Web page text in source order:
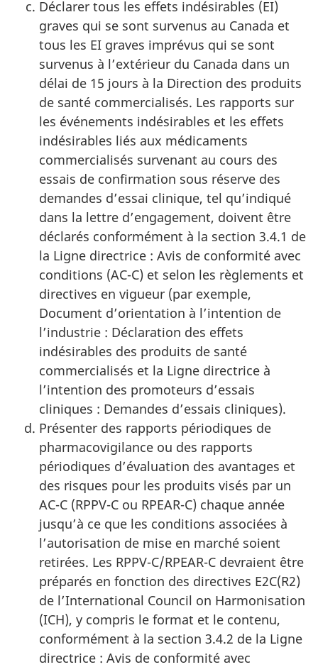
Déclarer tous les effets indésirables (EI)
graves qui se sont survenus au Canada et
tous les EI graves imprévus qui se sont
survenus à l’extérieur du Canada dans un
délai de 15 jours à la Direction des produits
de santé commercialisés. Les rapports sur
les événements indésirables et les effets
indésirables liés aux médicaments
commercialisés survenant au cours des
essais de confirmation sous réserve des
demandes d’essai clinique, tel qu’indiqué
dans la lettre d’engagement, doivent être
déclarés conformément à la section 3.4.1 de
la Ligne directrice : Avis de conformité avec
conditions (AC-C) et selon les règlements et
directives en vigueur (par exemple,
Document d’orientation à l’intention de
l’industrie : Déclaration des effets
indésirables des produits de santé
commercialisés et la Ligne directrice à
l’intention des promoteurs d’essais
cliniques : Demandes d’essais cliniques).
Présenter des rapports périodiques de
pharmacovigilance ou des rapports
périodiques d’évaluation des avantages et
des risques pour les produits visés par un
AC-C (RPPV-C ou RPEAR-C) chaque année
jusqu’à ce que les conditions associées à
l’autorisation de mise en marché soient
retirées. Les RPPV-C/RPEAR-C devraient être
préparés en fonction des directives E2C(R2)
de l’International Council on Harmonisation
(ICH), y compris le format et le contenu,
conformément à la section 3.4.2 de la Ligne
directrice : Avis de conformité avec